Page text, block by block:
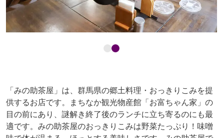
「みの助茶屋」は、群馬県の郷土料理・おっきりこみを提
供するお店です。まちなか観光物産館「お富ちゃん家」の
目の前にあり、謎解き終了後のランチに立ち寄るのにも最
適です。みの助茶屋のおっきりこみは野菜たっぷり！味噌